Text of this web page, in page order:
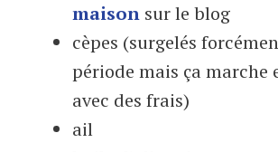
maison sur le blog
cèpes (surgelés
période mais ça marche
avec des frais)
ail